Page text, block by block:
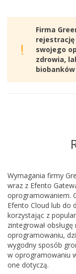
Firma
swojego
zdrowia,
biobanków
Wymagania firmy
wraz z Efento
oprogramowaniem.
Efento Cloud lub do
korzystając z
zintegrował
oprogramowaniu,
wygodny sposób
w oprogramowaniu
one dotyczą.